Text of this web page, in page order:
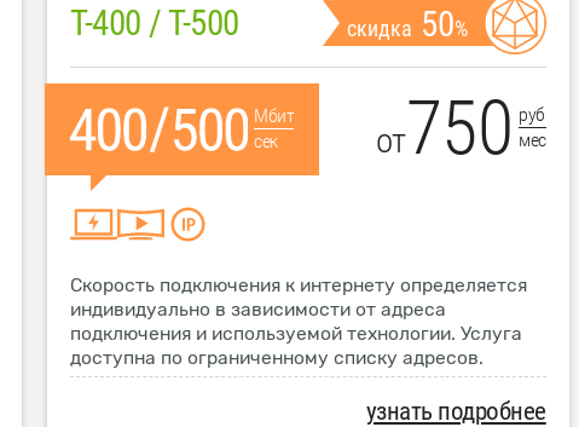
T-400 / T-500 скидка 50%
Мбит
сек
от750 руб
мес
Скорость подключения к интернету определяется
индивидуально в зависимости от адреса
подключения и используемой технологии. Услуга
доступна по ограниченному списку адресов.
узнать подробнее